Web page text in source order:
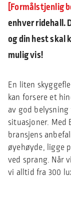
Formålstjenlig
enhver ridehall.
og din hest skal
mulig vis!
En liten
kan forsere et
av god
situasjoner. Med
bransjens
øyehøyde, ligge
ved sprang. Når
vi alltid fra 300